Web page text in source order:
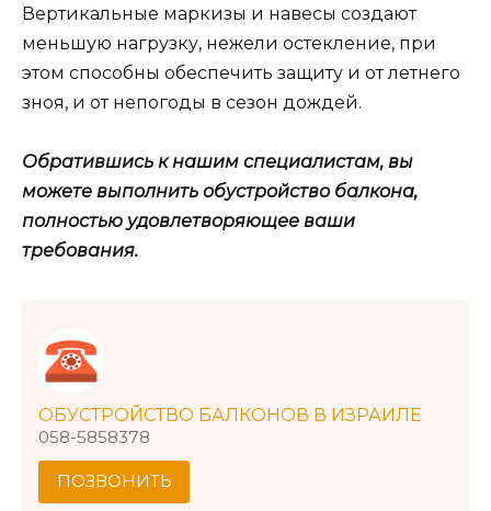
Вертикальные маркизы и навесы создают
меньшую нагрузку, нежели остекление, при
этом способны обеспечить защиту и от летнего
зноя, и от непогоды в сезон дождей.
Обратившись к нашим специалистам, вы
можете выполнить обустройство балкона,
полностью удовлетворяющее ваши
требования.
ОБУСТРОЙСТВО БАЛКОНОВ В ИЗРАИЛЕ
058-5858378
ПОЗВОНИТЬ